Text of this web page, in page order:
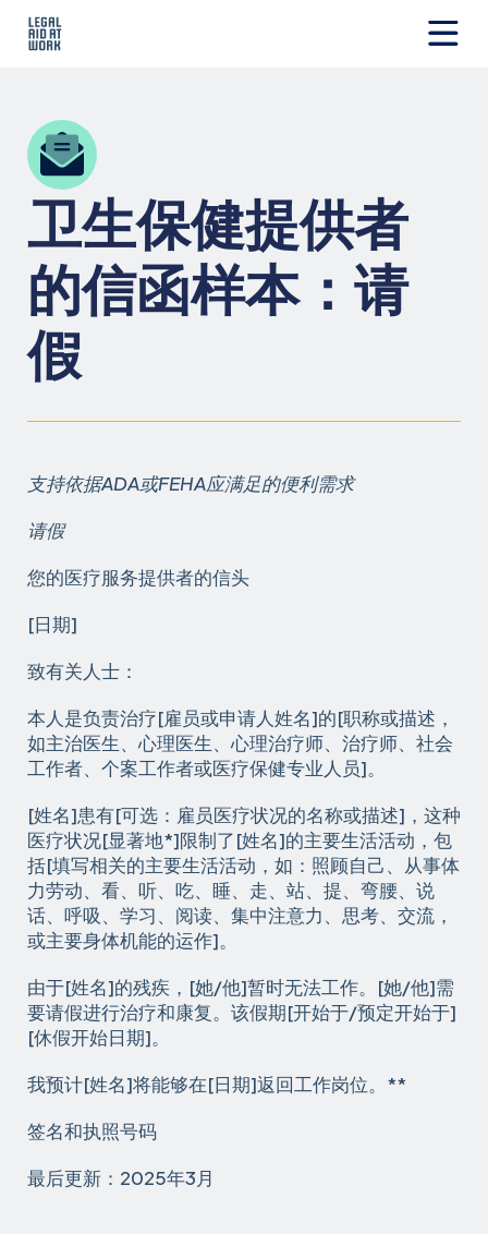
Work
卫生保健提供者
的信函样本：请
假
支持依据ADA或FEHA应满足的便利需求
请假
您的医疗服务提供者的信头
[日期]
致有关人士：
本人是负责治疗[雇员或申请人姓名]的[职称或描述，
如主治医生、心理医生、心理治疗师、治疗师、社会
工作者、个案工作者或医疗保健专业人员]。
[姓名]患有[可选：雇员医疗状况的名称或描述]，这种
医疗状况[显著地*]限制了[姓名]的主要生活活动，包
括[填写相关的主要生活活动，如：照顾自己、从事体
力劳动、看、听、吃、睡、走、站、提、弯腰、说
话、呼吸、学习、阅读、集中注意力、思考、交流，
或主要身体机能的运作]。
由于[姓名]的残疾，[她/他]暂时无法工作。[她/他]需
要请假进行治疗和康复。该假期[开始于/预定开始于]
[休假开始日期]。
我预计[姓名]将能够在[日期]返回工作岗位。**
签名和执照号码
最后更新：2025年3月